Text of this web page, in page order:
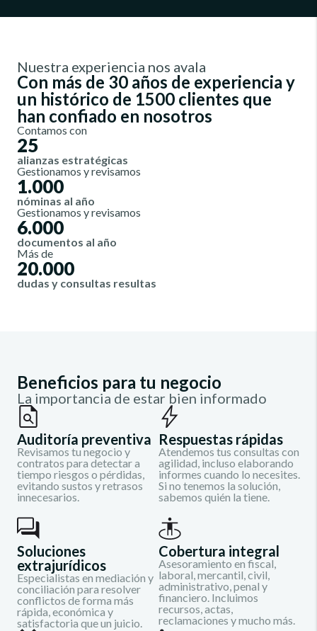
Nuestra experiencia nos avala
Con más de 30 años de experiencia y
un histórico de 1500 clientes que
han confiado en nosotros
Contamos con
alianzas estratégicas
25
Gestionamos y revisamos
nóminas al año
1.000
Gestionamos y revisamos
documentos al año
6.000
Más de
dudas y consultas resultas
20.000
Beneficios para tu negocio
La importancia de estar bien informado
Auditoría preventiva
Revisamos tu negocio y
contratos para detectar a
tiempo riesgos o pérdidas,
evitando sustos y retrasos
innecesarios.
Respuestas rápidas
Atendemos tus consultas con
agilidad, incluso elaborando
informes cuando lo necesites.
Si no tenemos la solución,
sabemos quién la tiene.
Soluciones
extrajurídicos
Especialistas en mediación y
conciliación para resolver
conflictos de forma más
rápida, económica y
satisfactoria que un juicio.
Cobertura integral
Asesoramiento en fiscal,
laboral, mercantil, civil,
administrativo, penal y
financiero. Incluimos
recursos, actas,
reclamaciones y mucho más.